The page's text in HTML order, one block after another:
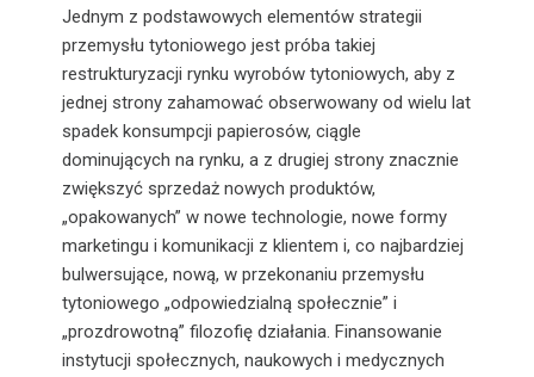
Jednym z podstawowych elementów strategii
przemysłu tytoniowego jest próba takiej
restrukturyzacji rynku wyrobów tytoniowych, aby z
jednej strony zahamować obserwowany od wielu lat
spadek konsumpcji papierosów, ciągle
dominujących na rynku, a z drugiej strony znacznie
zwiększyć sprzedaż nowych produktów,
„opakowanych” w nowe technologie, nowe formy
marketingu i komunikacji z klientem i, co najbardziej
bulwersujące, nową, w przekonaniu przemysłu
tytoniowego „odpowiedzialną społecznie” i
„prozdrowotną” filozofię działania. Finansowanie
instytucji społecznych, naukowych i medycznych